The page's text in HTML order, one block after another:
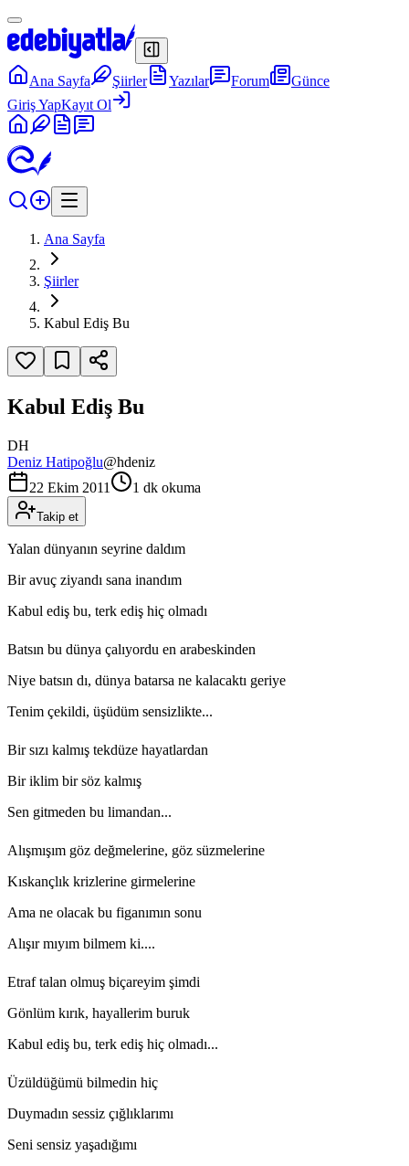
Ana Sayfa Şiirler Yazılar Forum
Günce
Giriş YapKayıt Ol
Ana Sayfa
Şiirler
Kabul Ediş Bu
Kabul Ediş Bu
DH
Deniz Hatipoğlu@hdeniz
22 Ekim 2011
1 dk okuma
Takip et
Yalan dünyanın seyrine daldım
Bir avuç ziyandı sana inandım
Kabul ediş bu, terk ediş hiç olmadı
Batsın bu dünya çalıyordu en arabeskinden
Niye batsın dı, dünya batarsa ne kalacaktı geriye
Tenim çekildi, üşüdüm sensizlikte...
Bir sızı kalmış tekdüze hayatlardan
Bir iklim bir söz kalmış
Sen gitmeden bu limandan...
Alışmışım göz değmelerine, göz süzmelerine
Kıskançlık krizlerine girmelerine
Ama ne olacak bu figanımın sonu
Alışır mıyım bilmem ki....
Etraf talan olmuş biçareyim şimdi
Gönlüm kırık, hayallerim buruk
Kabul ediş bu, terk ediş hiç olmadı...
Üzüldüğümü bilmedin hiç
Duymadın sessiz çığlıklarımı
Seni sensiz yaşadığımı